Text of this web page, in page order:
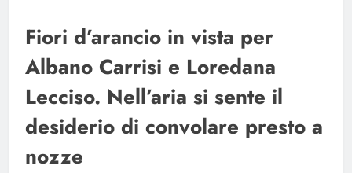
Fiori d’arancio in vista per
Albano Carrisi e Loredana
Lecciso. Nell’aria si sente il
desiderio di convolare presto a
nozze